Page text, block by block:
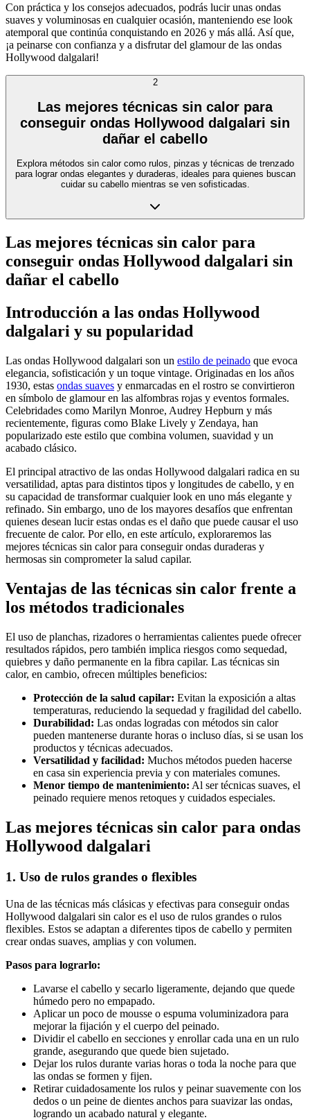
Con práctica y los consejos adecuados, podrás lucir unas ondas
suaves y voluminosas en cualquier ocasión, manteniendo ese look
atemporal que continúa conquistando en 2026 y más allá. Así que,
¡a peinarse con confianza y a disfrutar del glamour de las ondas
Hollywood dalgalari!
2
Las mejores técnicas sin calor para
conseguir ondas Hollywood dalgalari sin
dañar el cabello
Explora métodos sin calor como rulos, pinzas y técnicas de trenzado
para lograr ondas elegantes y duraderas, ideales para quienes buscan
cuidar su cabello mientras se ven sofisticadas.
Las mejores técnicas sin calor para
conseguir ondas Hollywood dalgalari sin
dañar el cabello
Introducción a las ondas Hollywood
dalgalari y su popularidad
Las ondas Hollywood dalgalari son un estilo de peinado que evoca
elegancia, sofisticación y un toque vintage. Originadas en los años
1930, estas ondas suaves y enmarcadas en el rostro se convirtieron
en símbolo de glamour en las alfombras rojas y eventos formales.
Celebridades como Marilyn Monroe, Audrey Hepburn y más
recientemente, figuras como Blake Lively y Zendaya, han
popularizado este estilo que combina volumen, suavidad y un
acabado clásico.
El principal atractivo de las ondas Hollywood dalgalari radica en su
versatilidad, aptas para distintos tipos y longitudes de cabello, y en
su capacidad de transformar cualquier look en uno más elegante y
refinado. Sin embargo, uno de los mayores desafíos que enfrentan
quienes desean lucir estas ondas es el daño que puede causar el uso
frecuente de calor. Por ello, en este artículo, exploraremos las
mejores técnicas sin calor para conseguir ondas duraderas y
hermosas sin comprometer la salud capilar.
Ventajas de las técnicas sin calor frente a
los métodos tradicionales
El uso de planchas, rizadores o herramientas calientes puede ofrecer
resultados rápidos, pero también implica riesgos como sequedad,
quiebres y daño permanente en la fibra capilar. Las técnicas sin
calor, en cambio, ofrecen múltiples beneficios:
Protección de la salud capilar: Evitan la exposición a altas
temperaturas, reduciendo la sequedad y fragilidad del cabello.
Durabilidad: Las ondas logradas con métodos sin calor
pueden mantenerse durante horas o incluso días, si se usan los
productos y técnicas adecuados.
Versatilidad y facilidad: Muchos métodos pueden hacerse
en casa sin experiencia previa y con materiales comunes.
Menor tiempo de mantenimiento: Al ser técnicas suaves, el
peinado requiere menos retoques y cuidados especiales.
Las mejores técnicas sin calor para ondas
Hollywood dalgalari
1. Uso de rulos grandes o flexibles
Una de las técnicas más clásicas y efectivas para conseguir ondas
Hollywood dalgalari sin calor es el uso de rulos grandes o rulos
flexibles. Estos se adaptan a diferentes tipos de cabello y permiten
crear ondas suaves, amplias y con volumen.
Pasos para lograrlo:
Lavarse el cabello y secarlo ligeramente, dejando que quede
húmedo pero no empapado.
Aplicar un poco de mousse o espuma voluminizadora para
mejorar la fijación y el cuerpo del peinado.
Dividir el cabello en secciones y enrollar cada una en un rulo
grande, asegurando que quede bien sujetado.
Dejar los rulos durante varias horas o toda la noche para que
las ondas se formen y fijen.
Retirar cuidadosamente los rulos y peinar suavemente con los
dedos o un peine de dientes anchos para suavizar las ondas,
logrando un acabado natural y elegante.